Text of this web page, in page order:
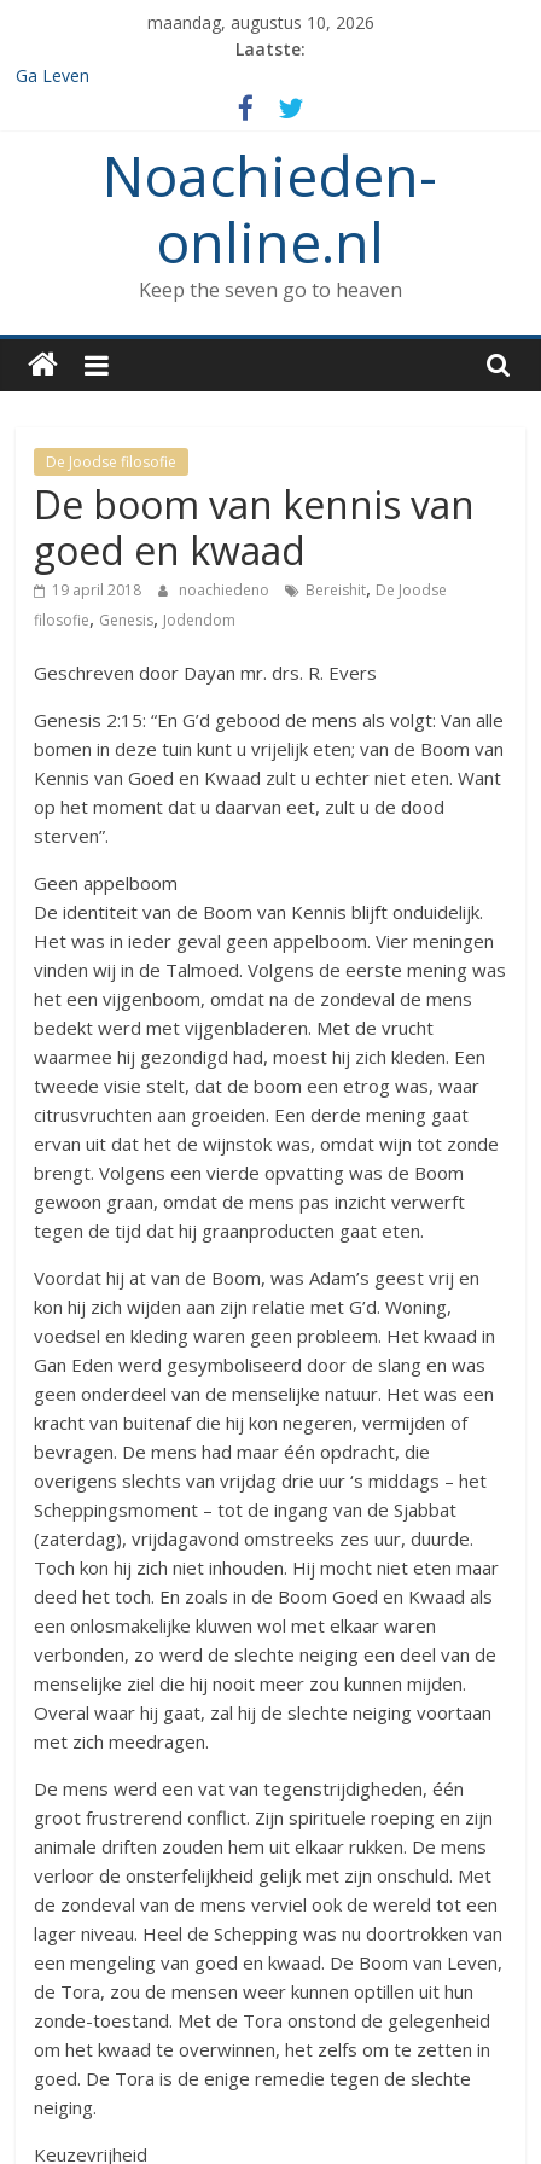
inhoud
maandag, augustus 10, 2026
Laatste:
Ga Leven
De de 7 geboden die aan Noach werd gegeven en het verbod op
enige vorm van rituele Sabbat rust.
Het verzamelen van dieren in de ark
Wat kunnen Noachieden lezen tijdens Tishe B’Av?
Noachieden-
online.nl
Keep the seven go to heaven
De Joodse filosofie
De boom van kennis van
goed en kwaad
19 april 2018 noachiedeno Bereishit, De Joodse
filosofie, Genesis, Jodendom
Geschreven door Dayan mr. drs. R. Evers
Genesis 2:15: “En G’d gebood de mens als volgt: Van alle
bomen in deze tuin kunt u vrijelijk eten; van de Boom van
Kennis van Goed en Kwaad zult u echter niet eten. Want
op het moment dat u daarvan eet, zult u de dood
sterven”.
Geen appelboom
De identiteit van de Boom van Kennis blijft onduidelijk.
Het was in ieder geval geen appelboom. Vier meningen
vinden wij in de Talmoed. Volgens de eerste mening was
het een vijgenboom, omdat na de zondeval de mens
bedekt werd met vijgenbladeren. Met de vrucht
waarmee hij gezondigd had, moest hij zich kleden. Een
tweede visie stelt, dat de boom een etrog was, waar
citrusvruchten aan groeiden. Een derde mening gaat
ervan uit dat het de wijnstok was, omdat wijn tot zonde
brengt. Volgens een vierde opvatting was de Boom
gewoon graan, omdat de mens pas inzicht verwerft
tegen de tijd dat hij graanproducten gaat eten.
Voordat hij at van de Boom, was Adam’s geest vrij en
kon hij zich wijden aan zijn relatie met G’d. Woning,
voedsel en kleding waren geen probleem. Het kwaad in
Gan Eden werd gesymboliseerd door de slang en was
geen onderdeel van de menselijke natuur. Het was een
kracht van buitenaf die hij kon negeren, vermijden of
bevragen. De mens had maar één opdracht, die
overigens slechts van vrijdag drie uur ‘s middags – het
Scheppingsmoment – tot de ingang van de Sjabbat
(zaterdag), vrijdagavond omstreeks zes uur, duurde.
Toch kon hij zich niet inhouden. Hij mocht niet eten maar
deed het toch. En zoals in de Boom Goed en Kwaad als
een onlosmakelijke kluwen wol met elkaar waren
verbonden, zo werd de slechte neiging een deel van de
menselij­ke ziel die hij nooit meer zou kunnen mijden.
Overal waar hij gaat, zal hij de slechte neiging voortaan
met zich meedragen.
De mens werd een vat van tegenstrijdigheden, één
groot frustrerend conflict. Zijn spirituele roeping en zijn
animale driften zouden hem uit elkaar rukken. De mens
verloor de onsterfelijkheid gelijk met zijn onschuld. Met
de zondeval van de mens verviel ook de wereld tot een
lager niveau. Heel de Schepping was nu doortrokken van
een mengeling van goed en kwaad. De Boom van Leven,
de Tora, zou de mensen weer kunnen optillen uit hun
zonde-toestand. Met de Tora onstond de gelegenheid
om het kwaad te overwinnen, het zelfs om te zetten in
goed. De Tora is de enige remedie tegen de slechte
neiging.
Keuzevrijheid